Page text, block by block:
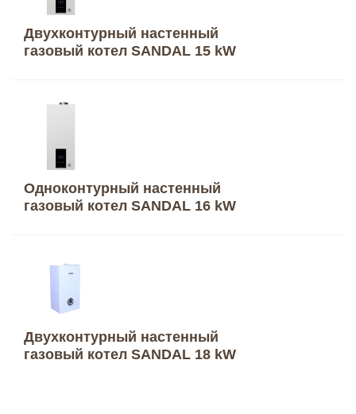
Двухконтурный настенный
газовый котел SANDAL 15 kW
Одноконтурный настенный
газовый котел SANDAL 16 kW
Двухконтурный настенный
газовый котел SANDAL 18 kW